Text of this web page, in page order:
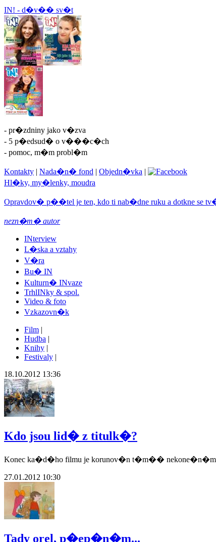
IN! - d�v�� sv�t
- pr�zdniny jako v�zva
- 5 p�edsud� o v���c�ch
- pomoc, m�m probl�m
Kontakty | Nada�n� fond | Objedn�vka |
Hl�ky, my�lenky, moudra
Opravdov� p��tel je ten, kdo ti nab�dne ruku a dotkne se
nezn�m� autor
INterview
L�ska a vztahy
V�ra
Bu� IN
Kulturn� INvaze
TrhlINky & spol.
Video & foto
Vzkazovn�k
Film |
Hudba |
Knihy |
Festivaly |
18.10.2012 13:36
Kdo jsou lid� z titulk�?
Konec ka�d�ho filmu je korunov�n t�m�� nekone�n�m
27.01.2012 10:30
Tady orel, p�ep�n�m...